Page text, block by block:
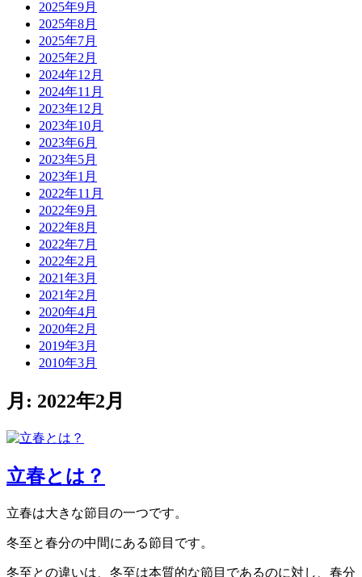
2025年9月
2025年8月
2025年7月
2025年2月
2024年12月
2024年11月
2023年12月
2023年10月
2023年6月
2023年5月
2023年1月
2022年11月
2022年9月
2022年8月
2022年7月
2022年2月
2021年3月
2021年2月
2020年4月
2020年2月
2019年3月
2010年3月
月: 2022年2月
立春とは？
立春は大きな節目の一つです。
冬至と春分の中間にある節目です。
冬至との違いは、冬至は本質的な節目であるのに対し、春分